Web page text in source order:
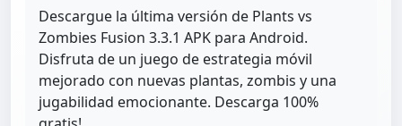
Descargue la última versión de Plants vs
Zombies Fusion 3.3.1 APK para Android.
Disfruta de un juego de estrategia móvil
mejorado con nuevas plantas, zombis y una
jugabilidad emocionante. Descarga 100%